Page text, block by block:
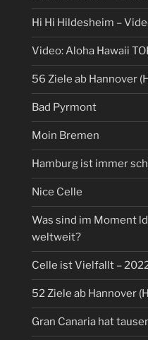
Hi Hi Hildesheim –
Video: Aloha Hawaii
56 Ziele ab Hannover
Bad Pyrmont
Moin Bremen
Hamburg ist immer
Nice Celle
Was sind im Moment
weltweit?
Celle ist Vielfallt –
52 Ziele ab Hannover
Gran Canaria hat